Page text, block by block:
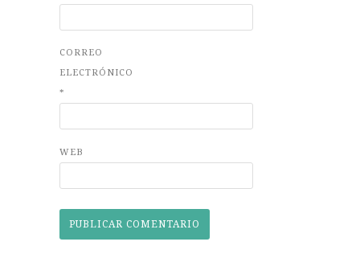
CORREO
ELECTRÓNICO
*
WEB